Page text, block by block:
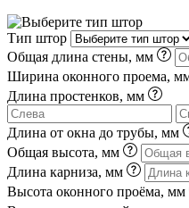
Тип штор
Общая длина стены, мм
Ширина оконного проема,
Длина простенков, мм
Длина от окна до трубы, мм
Общая высота, мм
Длина карниза, мм
Высота оконного проёма, мм